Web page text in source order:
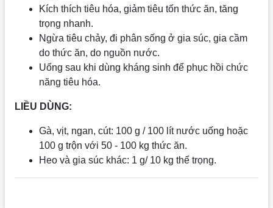
Kích thích tiêu hóa, giảm tiêu tốn thức ăn, tăng
trọng nhanh.
Ngừa tiêu chảy, đi phân sống ở gia súc, gia cầm
do thức ăn, do nguồn nước.
Uống sau khi dùng kháng sinh để phục hồi chức
năng tiêu hóa.
LIỀU DÙNG:
Gà, vịt, ngan, cút: 100 g / 100 lít nước uống hoặc
100 g trộn với 50 - 100 kg thức ăn.
Heo và gia súc khác: 1 g/ 10 kg thể trọng.